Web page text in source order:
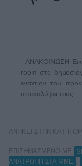
ΑΝΑΚΟΙΝΩΣΗ
room στο
εναντίον του
αποκαλύψει τους …
ΑΝΗΚΕΙ ΣΤΗΝ
ΕΠΙΣΗΜΑΣΜΕΝΟ ΜΕ:
ΑΝΑΤΡΟΠΗ ΣΤΑ ΜΜΕ